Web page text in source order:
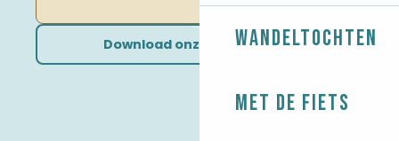
Wandeltochten
Met de fiets
Download onze brochures